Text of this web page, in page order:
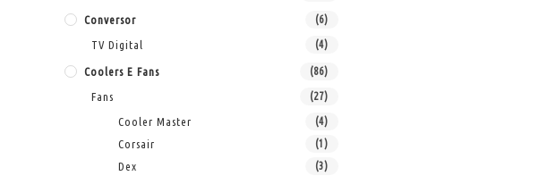
Conversor (6)
TV Digital (4)
Coolers E Fans (86)
Fans (27)
Cooler Master (4)
Corsair (1)
Dex (3)